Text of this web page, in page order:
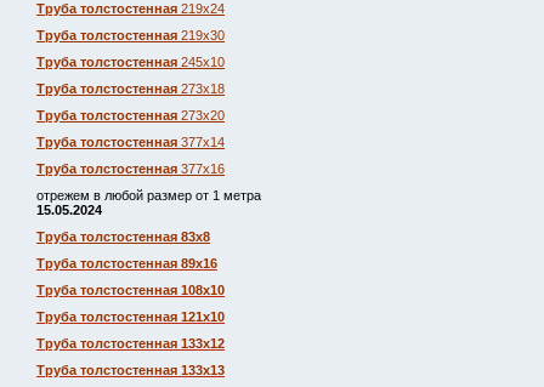
Труба толстостенная 219х24
Труба толстостенная 219х30
Труба толстостенная 245х10
Труба толстостенная 273х18
Труба толстостенная 273х20
Труба толстостенная 377х14
Труба толстостенная 377х16
отрежем в любой размер от 1 метра
15.05.2024
Труба толстостенная 83х8
Труба толстостенная 89х16
Труба толстостенная 108х10
Труба толстостенная 121х10
Труба толстостенная 133х12
Труба толстостенная 133х13